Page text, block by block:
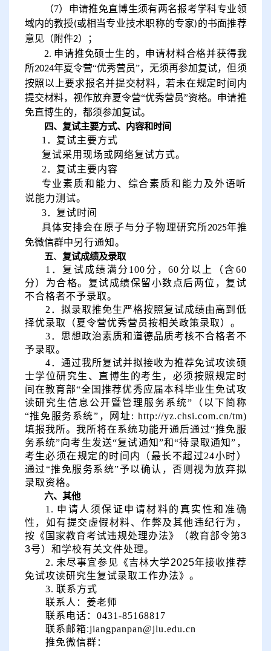
（7） 申请推免直博生须有两名报考学科专业领
域内的教授(或相当专业技术职称的专家)的书面推荐
意见（附件2）；
2. 申请推免硕士生的，申请材料合格并获得我
所2024年夏令营“优秀营员”，无须再参加复试，但须
按照以上要求报名并提交材料，若未在规定时间内
提交材料，视作放弃夏令营“优秀营员”资格。申请推
免直博生的，都须参加复试。
四、复试主要方式、内容和时间
1 ． 复试主要方式
复试采用现场或网络复试方式。
2． 复试主要内容
专业素质和能力、综合素质和能力及外语听
说能力测试。
3． 复试时间
具体安排会在原子与分子物理研究所2025年推
免微信群中另行通知。
五、 复试成绩及录取
1 ． 复试成绩满分 100 分，60 分以上（含60
分）为合格。复试成绩保留小数点后两位，复试
不合格者不予录取。
2 ． 拟录取推免生严格按照复试成绩由高到低
择优录取（夏令营优秀营员按相关政策录取）。
3． 思想政治素质和道德品质考核不合格者不
予录取。
4． 通过我所复试并拟接收为推荐免试攻读硕
士学位研究生、直博生的考生，必须按照规定时
间在教育部“全国推荐优秀应届本科毕业生免试攻
读研究生信息公开暨管理服务系统”（以下简称
“推免服务系统”，网址: http://yz.chsi.com.cn/tm)
填报我所。我所将在系统功能开通后通过“推免服
务系统”向考生发送“复试通知”和“待录取通知”，
考生必须在规定的时间内（最长不超过24小时）
通过“推免服务系统”予以确认，否则视为放弃拟
录取资格。
六、其他
1. 申请人须保证申请材料的真实性和准确
性，如有提交虚假材料、作弊及其他违纪行为，
按《国家教育考试违规处理办法》（教育部令第3
3号）和学校有关文件处理。
2. 未尽事宜参见《吉林大学2025年接收推荐
免试攻读研究生复试录取工作办法》。
3. 联系方式
联系人：姜老师
联系电话： 0431-85168817
联系邮箱:jiangpanpan@jlu.edu.cn
推免微信群：